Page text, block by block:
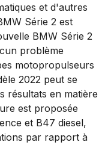
et d'autres
Série 2 est
BMW Série 2
problème
motopropulseurs
2022 peut se
résultats en matière
est proposée
et B47 diesel,
par rapport à